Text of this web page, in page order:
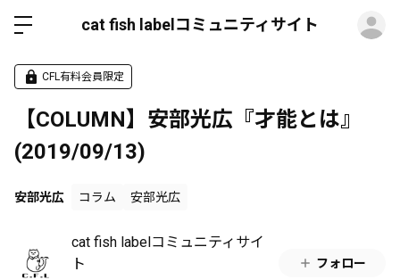
cat fish labelコミュニティサイト
CFL有料会員限定
【COLUMN】安部光広『才能とは』
(2019/09/13)
安部光広 コラム 安部光広
cat fish labelコミュニティサイ
ト
フォロー